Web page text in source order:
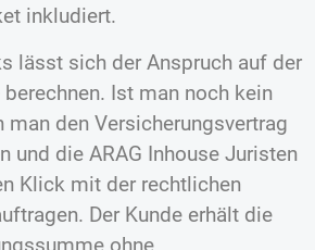
inkludiert.
lässt sich der Anspruch auf der
Ist man noch kein
man den Versicherungsvertrag
und die ARAG Inhouse Juristen
Klick mit der rechtlichen
Der Kunde erhält die
ohne